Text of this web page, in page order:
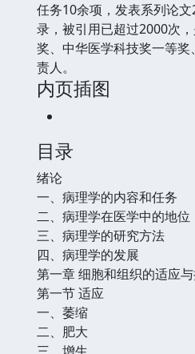
任务10余项，发表系列论
录，被引用已超过2000次
奖、中华医学科技奖一等
责人。
内页插图
目录
绪论
一、病理学的内容和任务
二、病理学在医学中的地位
三、病理学的研究方法
四、病理学的发展
第一章 细胞和组织的适应
第一节 适应
一、萎缩
二、肥大